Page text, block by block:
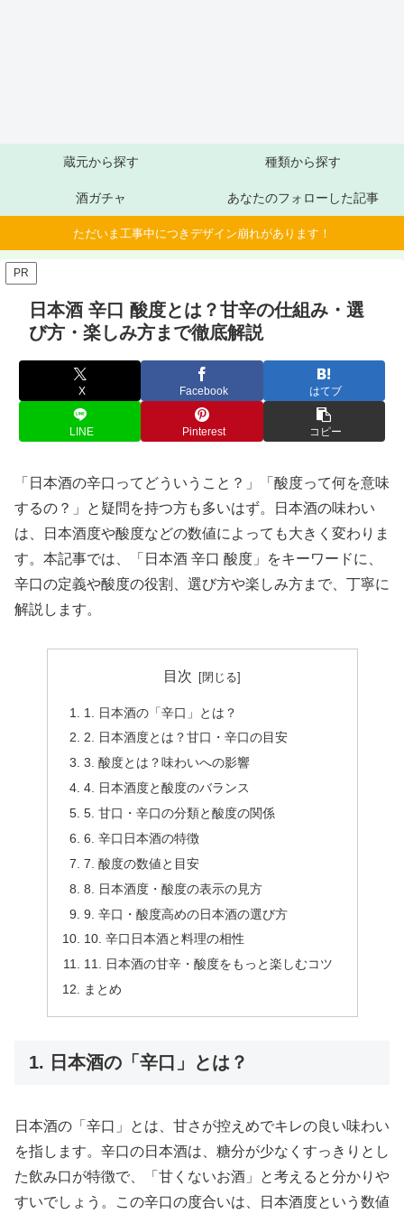
蔵元から探す 種類から探す
酒ガチャ あなたのフォローした記事
ただいま工事中につきデザイン崩れがあります！
PR
日本酒 辛口 酸度とは？甘辛の仕組み・選
び方・楽しみ方まで徹底解説
X Facebook はてブ
LINE Pinterest コピー
「日本酒の辛口ってどういうこと？」「酸度って何を意味
するの？」と疑問を持つ方も多いはず。日本酒の味わい
は、日本酒度や酸度などの数値によっても大きく変わりま
す。本記事では、「日本酒 辛口 酸度」をキーワードに、
辛口の定義や酸度の役割、選び方や楽しみ方まで、丁寧に
解説します。
目次
1. 日本酒の「辛口」とは？
2. 日本酒度とは？甘口・辛口の目安
3. 酸度とは？味わいへの影響
4. 日本酒度と酸度のバランス
5. 甘口・辛口の分類と酸度の関係
6. 辛口日本酒の特徴
7. 酸度の数値と目安
8. 日本酒度・酸度の表示の見方
9. 辛口・酸度高めの日本酒の選び方
10. 辛口日本酒と料理の相性
11. 日本酒の甘辛・酸度をもっと楽しむコツ
まとめ
1. 日本酒の「辛口」とは？
日本酒の「辛口」とは、甘さが控えめでキレの良い味わい
を指します。辛口の日本酒は、糖分が少なくすっきりとし
た飲み口が特徴で、「甘くないお酒」と考えると分かりや
すいでしょう。この辛口の度合いは、日本酒度という数値